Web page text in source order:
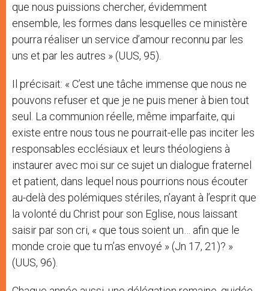
que nous puissions chercher, évidemment
ensemble, les formes dans lesquelles ce ministère
pourra réaliser un service d’amour reconnu par les
uns et par les autres » (UUS, 95).
Il précisait: « C’est une tâche immense que nous ne
pouvons refuser et que je ne puis mener à bien tout
seul. La communion réelle, même imparfaite, qui
existe entre nous tous ne pourrait-elle pas inciter les
responsables ecclésiaux et leurs théologiens à
instaurer avec moi sur ce sujet un dialogue fraternel
et patient, dans lequel nous pourrions nous écouter
au-delà des polémiques stériles, n’ayant à l’esprit que
la volonté du Christ pour son Eglise, nous laissant
saisir par son cri, « que tous soient un… afin que le
monde croie que tu m’as envoyé » (Jn 17, 21)? »
(UUS, 96).